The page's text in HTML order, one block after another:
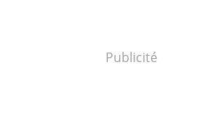
Publicité